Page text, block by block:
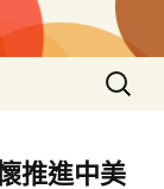
搜
尋
鍵
推進中美